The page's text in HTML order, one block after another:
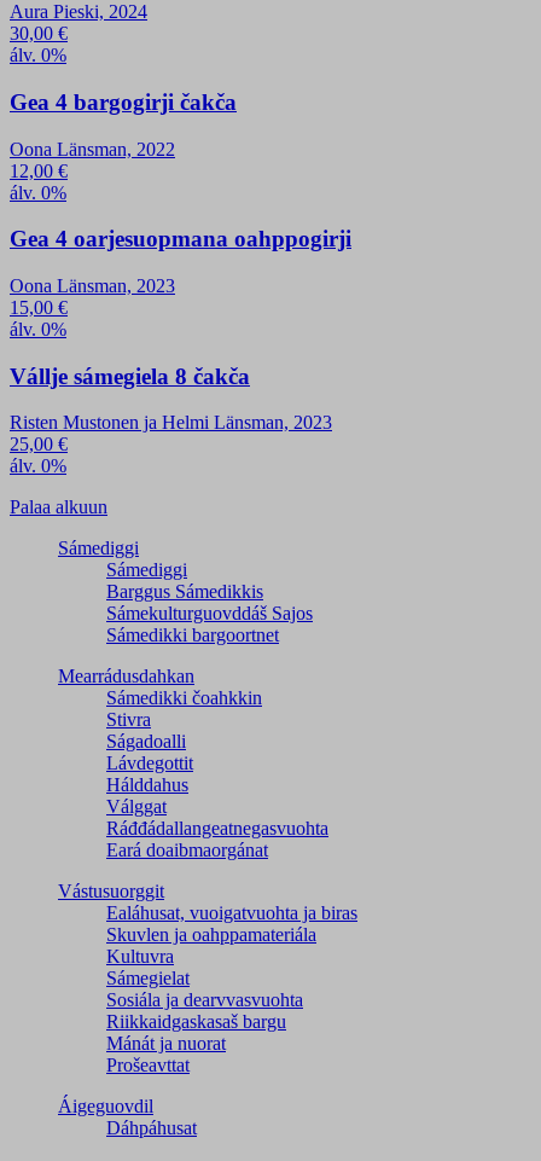
Aura Pieski, 2024
30,00 €
álv. 0%
Gea 4 bargogirji čakča
Oona Länsman, 2022
12,00 €
álv. 0%
Gea 4 oarjesuopmana oahppogirji
Oona Länsman, 2023
15,00 €
álv. 0%
Vállje sámegiela 8 čakča
Risten Mustonen ja Helmi Länsman, 2023
25,00 €
álv. 0%
Palaa alkuun
Sámediggi
Sámediggi
Barggus Sámedikkis
Sámekulturguovddáš Sajos
Sámedikki bargoortnet
Mearrádusdahkan
Sámedikki čoahkkin
Stivra
Ságadoalli
Lávdegottit
Hálddahus
Válggat
Ráđđádallangeatnegas­vuohta
Eará doaibmaorgánat
Vástusuorggit
Ealáhusat, vuoigatvuohta ja biras
Skuvlen ja oahppamateriála
Kultuvra
Sámegielat
Sosiála ja dearvvasvuohta
Riikkaidgaskasaš bargu
Mánát ja nuorat
Prošeavttat
Áigeguovdil
Dáhpáhusat